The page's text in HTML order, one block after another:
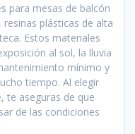
para mesas de balcón
plásticas de alta
Estos materiales
al sol, la lluvia
mínimo y
tiempo. Al elegir
te aseguras de que
de las condiciones